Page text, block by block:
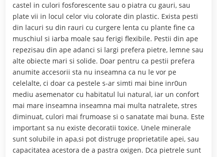
castel in culori fosforescente sau o piatra cu gauri, sau
plate vii in locul celor viu colorate din plastic. Exista pesti
din lacuri su din rauri cu curgere lenta cu plante fine ca
muschiul si iarba moale sau ferigi flexibile. Pestii din ape
repezisau din ape adanci si largi prefera pietre, lemne sau
alte obiecte mari si solide. Doar pentru ca pestii prefera
anumite accesorii sta nu inseamna ca nu le vor pe
celelalte, ci doar ca pestele s-ar simti mai bine inr0un
mediu asemenator cu habitatul lui natural, iar un confort
mai mare inseamna inseamna mai multa natralete, stres
diminuat, culori mai frumoase si o sanatate mai buna. Este
important sa nu existe decoratii toxice. Unele minerale
sunt solubile in apa,si pot distruge proprietatile apei, sau
capacitatea acestora de a pastra oxigen. Dca pietrele sunt